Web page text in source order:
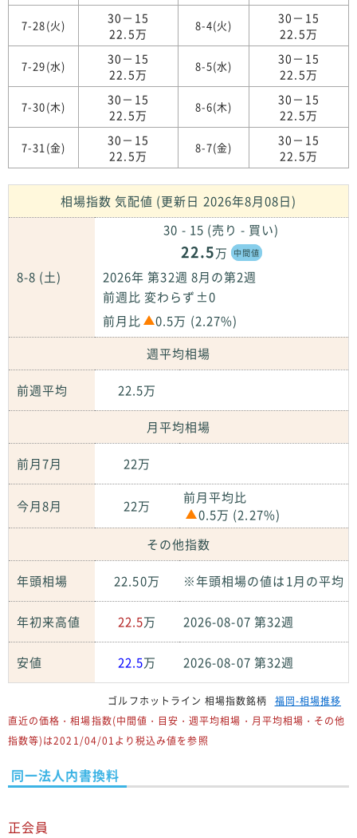
7-28(火)
30－15
22.5万
7-29(水)
30－15
22.5万
7-30(木)
30－15
22.5万
7-31(金)
30－15
22.5万
8-4(火)
30－15
22.5万
8-5(水)
30－15
22.5万
8-6(木)
30－15
22.5万
8-7(金)
30－15
22.5万
相場指数 気配値 (更新日 2026年8月08日)
8-8 (土)
30 - 15 (売り - 買い)
22.5万 中間値
2026年 第32週 8月の第2週
前週比 変わらず±0
前月比
0.5万 (2.27%)
週平均相場
前週平均 22.5万
月平均相場
前月7月 22万
今月8月 22万
前月平均比
0.5万 (2.27%)
その他指数
年頭相場 22.50万 ※年頭相場の値は1月の平均
年初来高値 22.5万 2026-08-07 第32週
安値 22.5万 2026-08-07 第32週
ゴルフホットライン 相場指数銘柄
福岡-相場推移
直近の価格・相場指数(中間値・目安・週平均相場・月平均相場・その他
指数等)は2021/04/01より税込み値を参照
同一法人内書換料
正会員